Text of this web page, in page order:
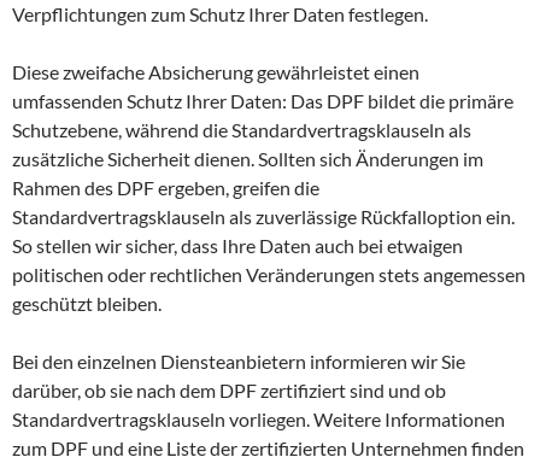
Verpflichtungen zum Schutz Ihrer Daten festlegen.
Diese zweifache Absicherung gewährleistet einen
umfassenden Schutz Ihrer Daten: Das DPF bildet die primäre
Schutzebene, während die Standardvertragsklauseln als
zusätzliche Sicherheit dienen. Sollten sich Änderungen im
Rahmen des DPF ergeben, greifen die
Standardvertragsklauseln als zuverlässige Rückfalloption ein.
So stellen wir sicher, dass Ihre Daten auch bei etwaigen
politischen oder rechtlichen Veränderungen stets angemessen
geschützt bleiben.
Bei den einzelnen Diensteanbietern informieren wir Sie
darüber, ob sie nach dem DPF zertifiziert sind und ob
Standardvertragsklauseln vorliegen. Weitere Informationen
zum DPF und eine Liste der zertifizierten Unternehmen finden